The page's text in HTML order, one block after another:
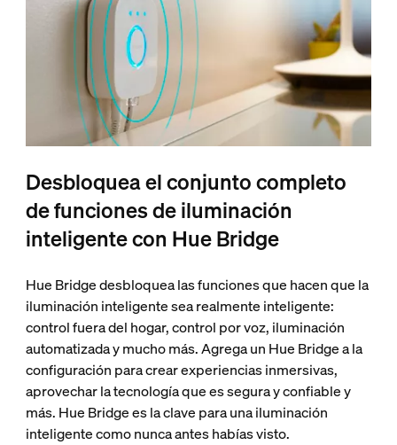
Desbloquea el conjunto completo
de funciones de iluminación
inteligente con Hue Bridge
Hue Bridge desbloquea las funciones que hacen que la
iluminación inteligente sea realmente inteligente:
control fuera del hogar, control por voz, iluminación
automatizada y mucho más. Agrega un Hue Bridge a la
configuración para crear experiencias inmersivas,
aprovechar la tecnología que es segura y confiable y
más. Hue Bridge es la clave para una iluminación
inteligente como nunca antes habías visto.